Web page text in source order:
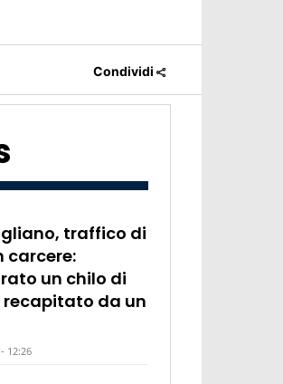
Condividi
traffico di
carcere:
un chilo di
recapitato da un
12:26